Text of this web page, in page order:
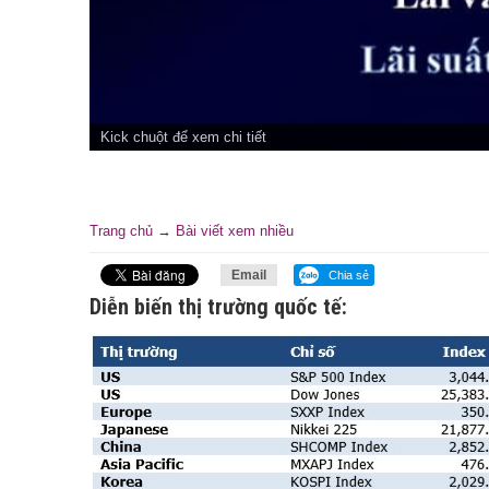
Kick chuột để xem chi tiết
Trang chủ → Bài viết xem nhiều
Email Chia sẻ
Diễn biến thị trường quốc tế: